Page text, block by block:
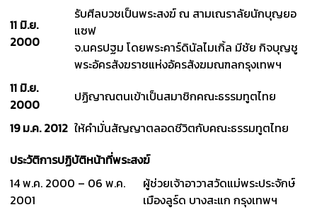
11 มิ.ย.
2000
รับศีลบวชเป็นพระสงฆ์ ณ สามเณราลัยนักบุญยอ
แซฟ
จ.นครปฐม โดยพระคาร์ดินัลไมเกิ้ล มีชัย กิจบุญชู
พระอัครสังฆราชแห่งอัครสังฆมณฑลกรุงเทพฯ
11 มิ.ย.
2000
ปฏิญาณตนเข้าเป็นสมาชิกคณะธรรมทูตไทย
19 ม.ค. 2012 ให้คำมั่นสัญญาตลอดชีวิตกับคณะธรรมทูตไทย
ประวัติการปฏิบัติหน้าที่พระสงฆ์
14 พ.ค. 2000 – 06 พ.ค.
2001
ผู้ช่วยเจ้าอาวาสวัดแม่พระประจักษ์
เมืองลูร์ด บางสะแก กรุงเทพฯ